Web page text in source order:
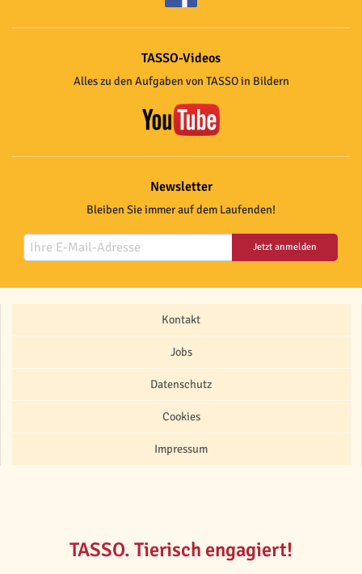
TASSO-Videos
Alles zu den Aufgaben von TASSO in Bildern
Newsletter
Bleiben Sie immer auf dem Laufenden!
Jetzt anmelden
Kontakt
Jobs
Datenschutz
Cookies
Impressum
TASSO. Tierisch engagiert!